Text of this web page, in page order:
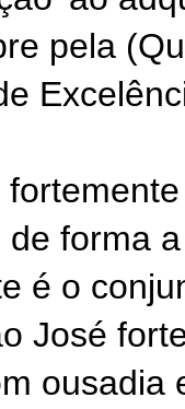
pela
forma
é o
José
ousadia